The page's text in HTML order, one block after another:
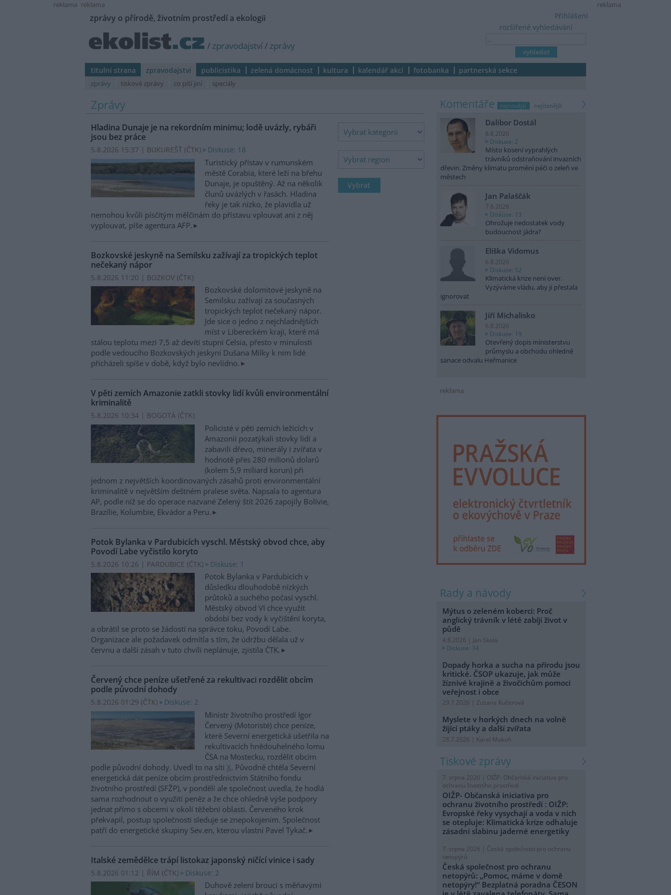
reklama
reklama reklama
zprávy o přírodě, životním prostředí a ekologii
/ zpravodajství/ zprávy
rozšířené vyhledávání
Přihlášení
titulní strana zpravodajství publicistika zelená domácnost kultura kalendář akcí fotobanka partnerská sekce
zprávy tiskové zprávy co píší jiní speciály
Zprávy
Hladina Dunaje je na rekordním minimu; lodě uvázly, rybáři
jsou bez práce
5.8.2026 15:37 | BUKUREŠŤ (ČTK) Diskuse: 18
Turistický přístav v rumunském
městě Corabia, které leží na břehu
Dunaje, je opuštěný. Až na několik
člunů uvázlých v řasách. Hladina
řeky je tak nízko, že plavidla už
nemohou kvůli písčitým mělčinám do přístavu vplouvat ani z něj
vyplouvat, píše agentura AFP.
Bozkovské jeskyně na Semilsku zažívají za tropických teplot
nečekaný nápor
5.8.2026 11:20 | BOZKOV (ČTK)
Bozkovské dolomitové jeskyně na
Semilsku zažívají za současných
tropických teplot nečekaný nápor.
Jde sice o jedno z nejchladnějších
míst v Libereckém kraji, které má
stálou teplotu mezi 7,5 až devíti stupni Celsia, přesto v minulosti
podle vedoucího Bozkovských jeskyní Dušana Milky k nim lidé
přicházeli spíše v době, když bylo nevlídno.
V pěti zemích Amazonie zatkli stovky lidí kvůli environmentální
kriminalitě
5.8.2026 10:34 | BOGOTÁ (ČTK)
Policisté v pěti zemích ležících v
Amazonii pozatýkali stovky lidí a
zabavili dřevo, minerály i zvířata v
hodnotě přes 280 milionů dolarů
(kolem 5,9 miliard korun) při
jednom z největších koordinovaných zásahů proti environmentální
kriminalitě v největším deštném pralese světa. Napsala to agentura
AP, podle níž se do operace nazvané Zelený štít 2026 zapojily Bolívie,
Brazílie, Kolumbie, Ekvádor a Peru.
Potok Bylanka v Pardubicích vyschl. Městský obvod chce, aby
Povodí Labe vyčistilo koryto
5.8.2026 10:26 | PARDUBICE (ČTK) Diskuse: 1
Potok Bylanka v Pardubicích v
důsledku dlouhodobě nízkých
průtoků a suchého počasí vyschl.
Městský obvod VI chce využít
období bez vody k vyčištění koryta,
a obrátil se proto se žádostí na správce toku, Povodí Labe.
Organizace ale požadavek odmítla s tím, že údržbu dělala už v
červnu a další zásah v tuto chvíli neplánuje, zjistila ČTK.
Červený chce peníze ušetřené za rekultivaci rozdělit obcím
podle původní dohody
5.8.2026 01:29 (ČTK) Diskuse: 2
Ministr životního prostředí Igor
Červený (Motoristé) chce peníze,
které Severní energetická ušetřila na
rekultivacích hnědouhelného lomu
ČSA na Mostecku, rozdělit obcím
podle původní dohody. Uvedl to na síti X. Původně chtěla Severní
energetická dát peníze obcím prostřednictvím Státního fondu
životního prostředí (SFŽP), v pondělí ale společnost uvedla, že hodlá
sama rozhodnout o využití peněz a že chce ohledně výše podpory
jednat přímo s obcemi v okolí těžební oblasti. Červeného krok
překvapil, postup společnosti sleduje se znepokojením. Společnost
patří do energetické skupiny Sev.en, kterou vlastní Pavel Tykač.
Italské zemědělce trápí listokaz japonský ničící vinice i sady
5.8.2026 01:12 | ŘÍM (ČTK) Diskuse: 2
Duhově zelení brouci s měňavými
komentáře nejnovější nejčtenější
Dalibor Dostál
8.8.2026
Diskuse: 2
Místo kosení vyprahlých
trávníků odstraňování invazních
dřevin. Změny klimatu promění péči o zeleň ve
městech
Jan Palaščák
7.8.2026
Diskuse: 13
Ohrožuje nedostatek vody
budoucnost jádra?
Eliška Vidomus
6.8.2026
Diskuse: 52
Klimatická krize není over.
Vyzýváme vládu, aby ji přestala
ignorovat
Jiří Michalisko
6.8.2026
Diskuse: 19
Otevřený dopis ministerstvu
průmyslu a obchodu ohledně
sanace odvalu Heřmanice
reklama
rady a návody
Mýtus o zeleném koberci: Proč
anglický trávník v létě zabíjí život v
půdě
4.8.2026 | Jan Skala
Diskuse: 34
Dopady horka a sucha na přírodu jsou
kritické. ČSOP ukazuje, jak může
žíznivé krajině a živočichům pomoci
veřejnost i obce
29.7.2026 | Zuzana Kučerová
Myslete v horkých dnech na volně
žijící ptáky a další zvířata
28.7.2026 | Karel Makoň
tiskové zprávy
7. srpna 2026 | OIŽP- Občanská iniciativa pro
ochranu životního prostředí
OIŽP- Občanská iniciativa pro
ochranu životního prostředí : OIŽP:
Evropské řeky vysychají a voda v nich
se otepluje: Klimatická krize odhaluje
zásadní slabinu jaderné energetiky
7. srpna 2026 | Česká společnost pro ochranu
netopýrů
Česká společnost pro ochranu
netopýrů: „Pomoc, máme v domě
netopýry!“ Bezplatná poradna ČESON